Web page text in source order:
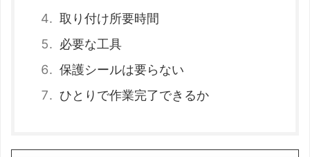
取り付け所要時間
必要な工具
保護シールは要らない
ひとりで作業完了できるか